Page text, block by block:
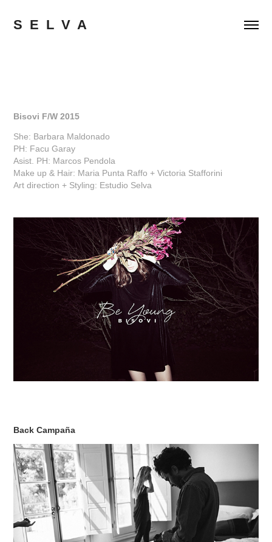
S  E  L  V  A
Bisovi F/W 2015
She: Barbara Maldonado
PH: Facu Garay
Asist. PH: Marcos Pendola
Make up & Hair: Maria Punta Raffo + Victoria Stafforini
Art direction + Styling: Estudio Selva
Back Campaña